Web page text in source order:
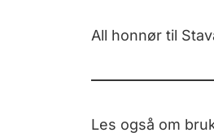
All honnør til
Les også om